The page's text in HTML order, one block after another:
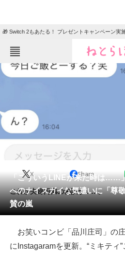
🎁 Switch 2もあたる！ プレゼントキャンペーン実
ねとらぼメニュー
グルメ
動物
会員記事
メディア
注目記事を集めた総合ページ
「こういうLINEが来た時は……
へのナイスガイな気遣いに「尊
賛の嵐
X Share
これが夫婦円満の秘訣か……。
お笑いコンビ「品川庄司」の
にInstagaramを更新。“ミキティ